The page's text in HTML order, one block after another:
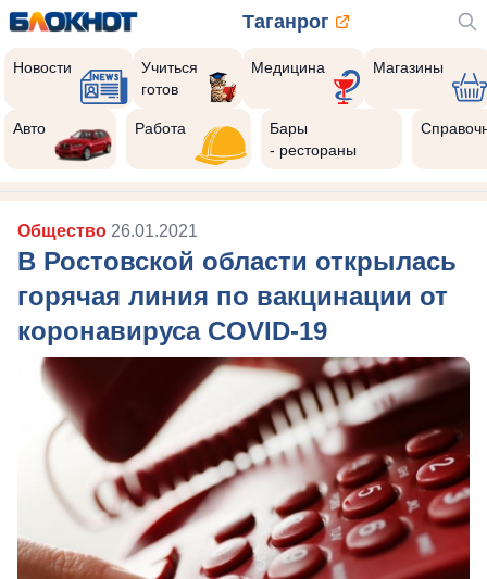
Таганрог
Новости
Учиться
готов
Медицина Магазины
Авто Работа
Бары
- рестораны
Общество 26.01.2021
В Ростовской области открылась
горячая линия по вакцинации от
коронавируса COVID-19